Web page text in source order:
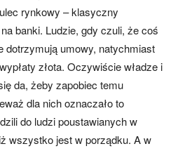
rynkowy – klasyczny
banki. Ludzie, gdy czuli, że coś
dotrzymują umowy, natychmiast
złota. Oczywiście władze i
da, żeby zapobiec temu
dla nich oznaczało to
do ludzi poustawianych w
wszystko jest w porządku. A w